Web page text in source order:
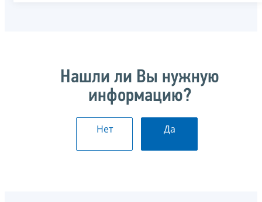
Нашли ли Вы нужную
информацию?
Нет Да